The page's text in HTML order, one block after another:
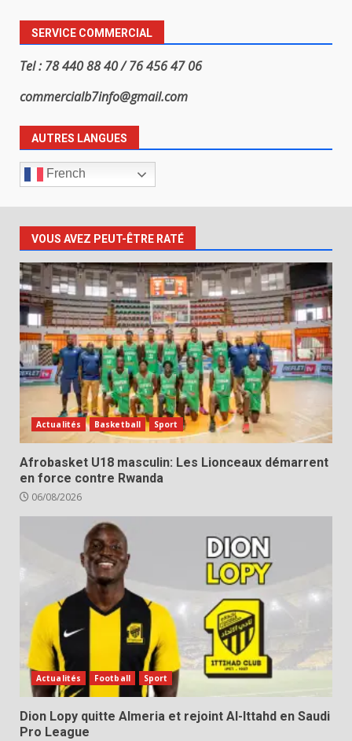
SERVICE COMMERCIAL
Tel : 78 440 88 40 / 76 456 47 06
commercialb7info@gmail.com
AUTRES LANGUES
French
VOUS AVEZ PEUT-ÊTRE RATÉ
Actualités Basketball Sport
Afrobasket U18 masculin: Les Lionceaux démarrent
en force contre Rwanda
06/08/2026
Actualités Football Sport
Dion Lopy quitte Almeria et rejoint Al-Ittahd en Saudi
Pro League